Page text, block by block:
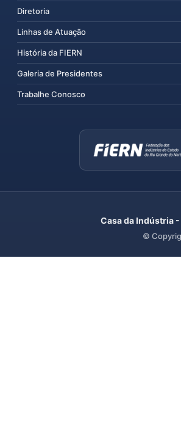
Diretoria
Linhas de Atuação
História da FIERN
Galeria de Presidentes
Trabalhe Conosco
Casa da Indústria
©